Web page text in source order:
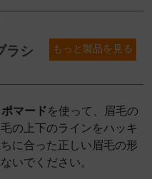
ラシ
もっと製品を見る
マードを使って、眉毛の
の上下のラインをハッキ
に合った正しい眉毛の形
いでください。